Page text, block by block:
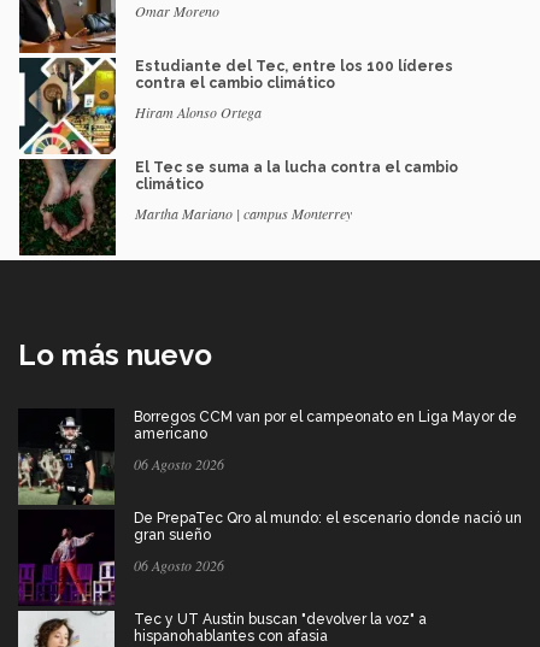
Omar Moreno
Estudiante del Tec, entre los 100 líderes
contra el cambio climático
Hiram Alonso Ortega
El Tec se suma a la lucha contra el cambio
climático
Martha Mariano | campus Monterrey
Lo más nuevo
Borregos CCM van por el campeonato en Liga Mayor de
americano
06 Agosto 2026
De PrepaTec Qro al mundo: el escenario donde nació un
gran sueño
06 Agosto 2026
Tec y UT Austin buscan "devolver la voz" a
hispanohablantes con afasia